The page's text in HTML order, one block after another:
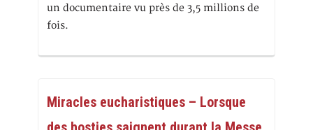
un documentaire vu près de 3,5 millions de
fois.
Miracles eucharistiques – Lorsque